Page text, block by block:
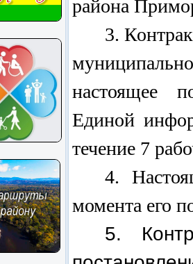
района
3.
настоящее
Единой
течение 7
4.
момента его
5.